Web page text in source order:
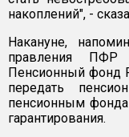
накоплений", -
Накануне,
правления
Пенсионный фонд
передать
пенсионным
гарантирования.